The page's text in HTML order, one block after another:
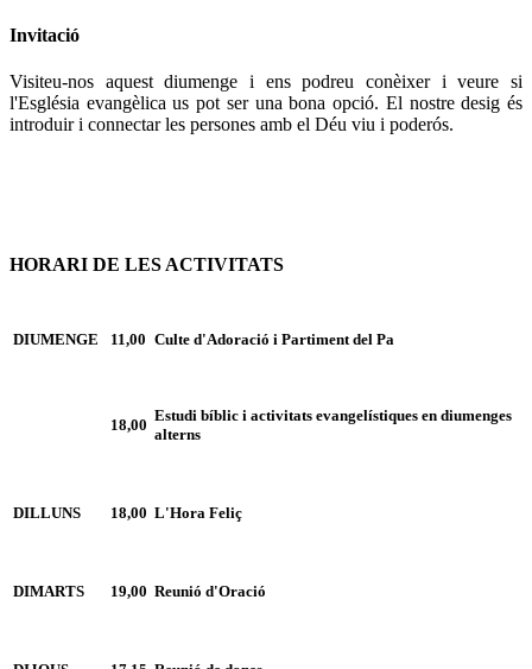
Invitació
Visiteu-nos aquest diumenge i ens podreu conèixer i veure si
l'Església evangèlica us pot ser una bona opció. El nostre desig és
introduir i connectar les persones amb el Déu viu i poderós.
HORARI DE LES ACTIVITATS
DIUMENGE 11,00 Culte d'Adoració i Partiment del Pa
18,00
Estudi bíblic i activitats evangelístiques en diumenges
alterns
DILLUNS 18,00 L'Hora Feliç
DIMARTS 19,00 Reunió d'Oració